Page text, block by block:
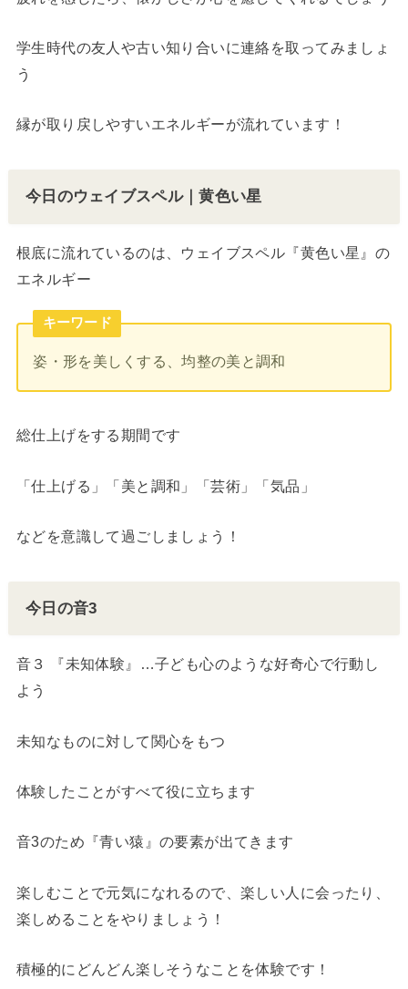
学生時代の友人や古い知り合いに連絡を取ってみましょ
う
縁が取り戻しやすいエネルギーが流れています！
今日のウェイブスペル｜黄色い星
根底に流れているのは、ウェイブスペル『黄色い星』の
エネルギー
キーワード
姿・形を美しくする、均整の美と調和
総仕上げをする期間です
「仕上げる」「美と調和」「芸術」「気品」
などを意識して過ごしましょう！
今日の音3
音３ 『未知体験』…子ども心のような好奇心で行動し
よう
未知なものに対して関心をもつ
体験したことがすべて役に立ちます
音3のため『青い猿』の要素が出てきます
楽しむことで元気になれるので、楽しい人に会ったり、
楽しめることをやりましょう！
積極的にどんどん楽しそうなことを体験です！